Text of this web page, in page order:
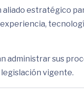
estratégico
administrar sus
vigente.